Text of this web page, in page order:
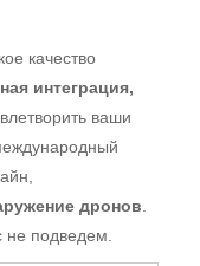
качество
интеграция,
ваши
дронов
не подведем.